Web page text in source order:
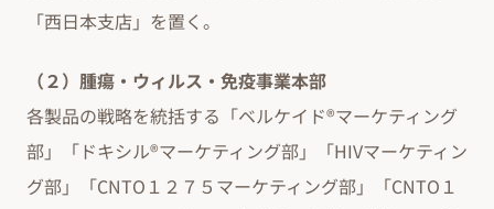
「西日本支店」を置く。
（２）腫瘍・ウィルス・免疫事業本部
各製品の戦略を統括する「ベルケイド®マーケティング
部」「ドキシル®マーケティング部」「HIVマーケティン
グ部」「CNTO１２７５マーケティング部」「CNTO１